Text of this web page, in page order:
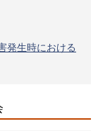
発生時における